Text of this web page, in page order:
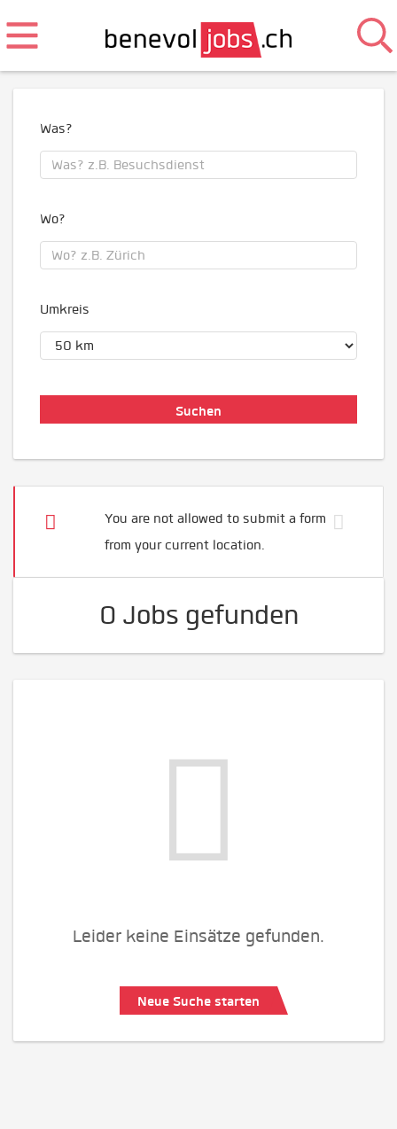
Was?
Wo?
Umkreis
You are not allowed to submit a form
from your current location.
0 Jobs gefunden
Leider keine Einsätze gefunden.
Neue Suche starten